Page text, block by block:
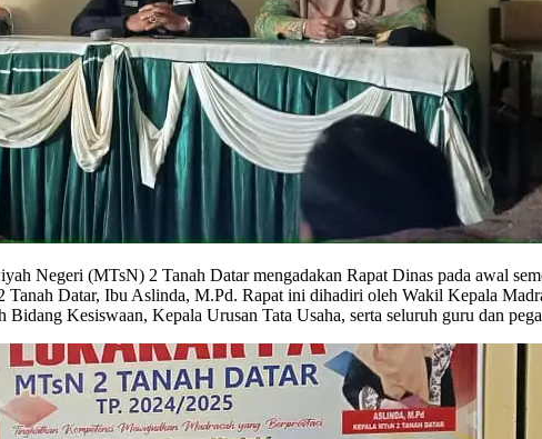
Negeri (MTsN) 2 Tanah Datar mengadakan Rapat Dinas pada awal
Tanah Datar, Ibu Aslinda, M.Pd. Rapat ini dihadiri oleh Wakil Kepala
Kesiswaan, Kepala Urusan Tata Usaha, serta seluruh guru dan